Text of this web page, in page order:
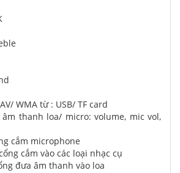
WMA từ : USB/ TF card
thanh loa/ micro: volume, mic vol,
cắm microphone
cắm vào các loại nhạc cụ
đưa âm thanh vào loa